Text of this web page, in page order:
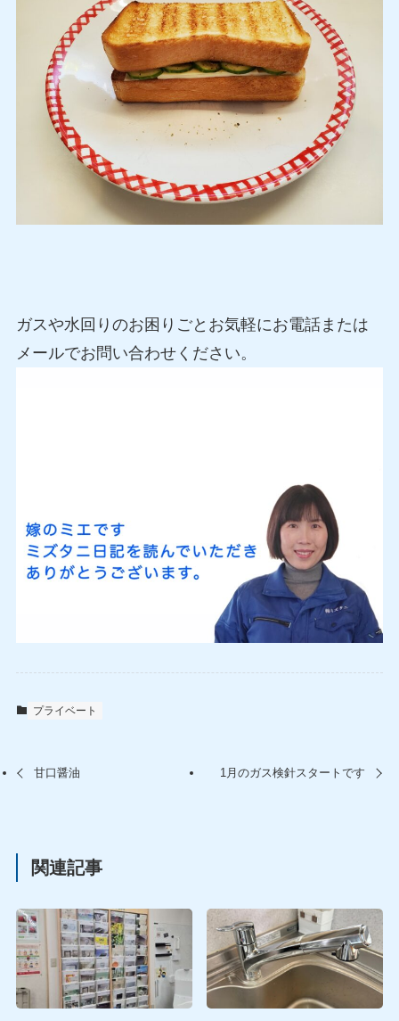
ガスや水回りのお困りごとお気軽にお電話または
メールでお問い合わせください。
プライベート
甘口醤油 1月のガス検針スタートです
関連記事